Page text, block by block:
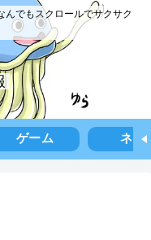
んでもスクロールでサクサク
ゲーム ネタ